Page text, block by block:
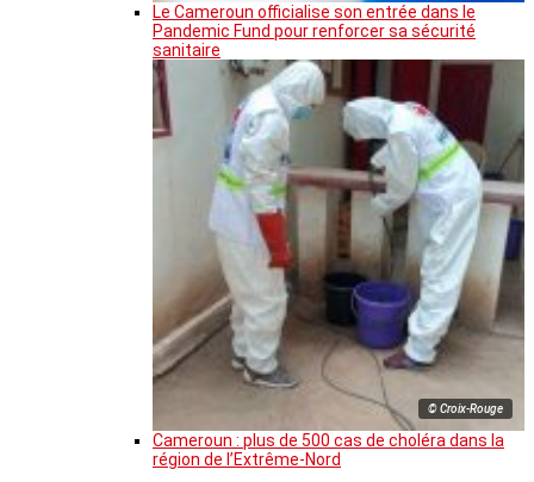
Le Cameroun officialise son entrée dans le
Pandemic Fund pour renforcer sa sécurité
sanitaire
© Croix-Rouge
Cameroun : plus de 500 cas de choléra dans la
région de l’Extrême-Nord